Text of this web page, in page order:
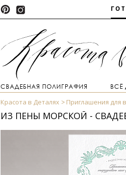
СВАДЕБНАЯ ПОЛИГРАФИЯ ВСЁ
Красота в Деталях Приглашения для
ИЗ ПЕНЫ МОРСКОЙ -